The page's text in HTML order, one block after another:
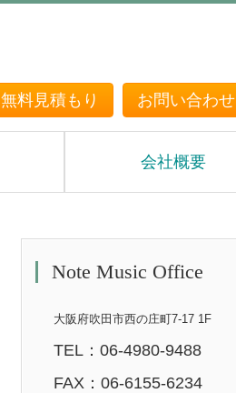
無料見積もり お問い合わせ
会社概要
Note Music Office
大阪府吹田市西の庄町7-17 1F
TEL：06-4980-9488
FAX：06-6155-6234